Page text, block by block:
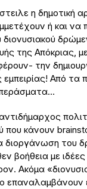
η δημοτική
ή και να
της Απόκριας,
την
Από
που κάνουν
διοργάνωση του
βοήθεια με ιδέες
Ακόμα
επαναλαμβάνουν